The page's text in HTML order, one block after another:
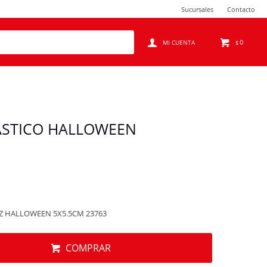
$0
Sucursales Contacto
HALLOWEEN
HALLOWEEN 5X5.5CM 23763
COMPRAR